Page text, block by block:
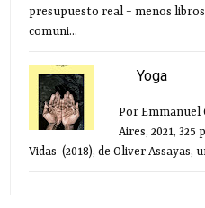
presupuesto real = menos
comuni...
Yoga
Por Emmanuel
Aires, 2021,
Vidas (2018), de Oliver Assayas,